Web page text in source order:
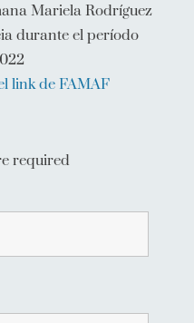
Mariela Rodríguez
durante el período
link de FAMAF
required